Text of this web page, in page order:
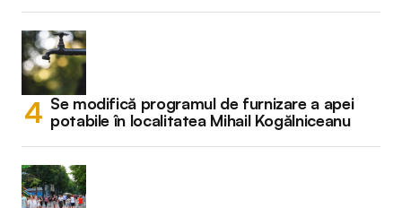
Se modifică programul de furnizare a apei
potabile în localitatea Mihail Kogălniceanu